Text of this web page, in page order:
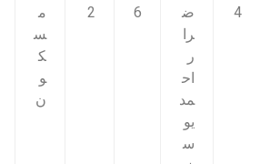
4
ض
را
ر
اح
مد
يو
س
6
2
م
س
ك
و
ن